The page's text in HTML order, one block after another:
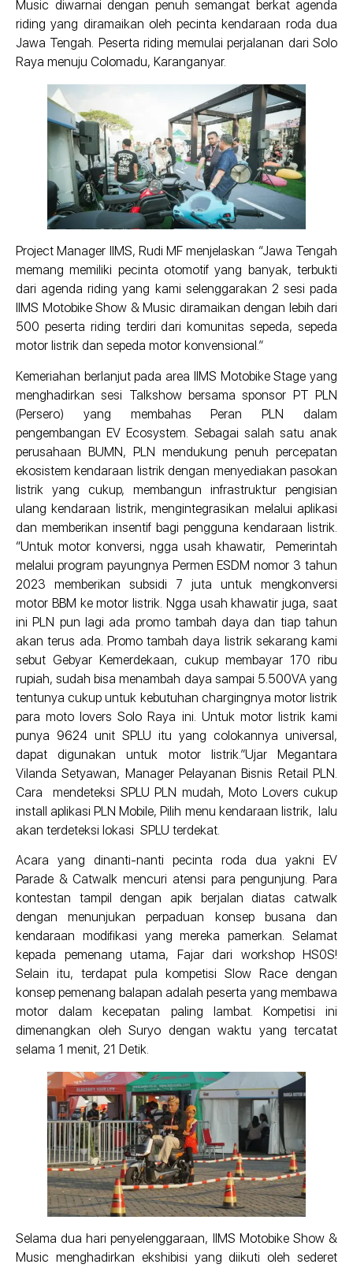
Music diwarnai dengan penuh semangat berkat agenda
riding yang diramaikan oleh pecinta kendaraan roda dua
Jawa Tengah. Peserta riding memulai perjalanan dari Solo
Raya menuju Colomadu, Karanganyar.
Project Manager IIMS, Rudi MF menjelaskan “Jawa Tengah
memang memiliki pecinta otomotif yang banyak, terbukti
dari agenda riding yang kami selenggarakan 2 sesi pada
IIMS Motobike Show & Music diramaikan dengan lebih dari
500 peserta riding terdiri dari komunitas sepeda, sepeda
motor listrik dan sepeda motor konvensional.”
Kemeriahan berlanjut pada area IIMS Motobike Stage yang
menghadirkan sesi Talkshow bersama sponsor PT PLN
(Persero) yang membahas Peran PLN dalam
pengembangan EV Ecosystem. Sebagai salah satu anak
perusahaan BUMN, PLN mendukung penuh percepatan
ekosistem kendaraan listrik dengan menyediakan pasokan
listrik yang cukup, membangun infrastruktur pengisian
ulang kendaraan listrik, mengintegrasikan melalui aplikasi
dan memberikan insentif bagi pengguna kendaraan listrik.
“Untuk motor konversi, ngga usah khawatir, Pemerintah
melalui program payungnya Permen ESDM nomor 3 tahun
2023 memberikan subsidi 7 juta untuk mengkonversi
motor BBM ke motor listrik. Ngga usah khawatir juga, saat
ini PLN pun lagi ada promo tambah daya dan tiap tahun
akan terus ada. Promo tambah daya listrik sekarang kami
sebut Gebyar Kemerdekaan, cukup membayar 170 ribu
rupiah, sudah bisa menambah daya sampai 5.500VA yang
tentunya cukup untuk kebutuhan chargingnya motor listrik
para moto lovers Solo Raya ini. Untuk motor listrik kami
punya 9624 unit SPLU itu yang colokannya universal,
dapat digunakan untuk motor listrik.”Ujar Megantara
Vilanda Setyawan, Manager Pelayanan Bisnis Retail PLN.
Cara mendeteksi SPLU PLN mudah, Moto Lovers cukup
install aplikasi PLN Mobile, Pilih menu kendaraan listrik, lalu
akan terdeteksi lokasi SPLU terdekat.
Acara yang dinanti-nanti pecinta roda dua yakni EV
Parade & Catwalk mencuri atensi para pengunjung. Para
kontestan tampil dengan apik berjalan diatas catwalk
dengan menunjukan perpaduan konsep busana dan
kendaraan modifikasi yang mereka pamerkan. Selamat
kepada pemenang utama, Fajar dari workshop HS0S!
Selain itu, terdapat pula kompetisi Slow Race dengan
konsep pemenang balapan adalah peserta yang membawa
motor dalam kecepatan paling lambat. Kompetisi ini
dimenangkan oleh Suryo dengan waktu yang tercatat
selama 1 menit, 21 Detik.
Selama dua hari penyelenggaraan, IIMS Motobike Show &
Music menghadirkan ekshibisi yang diikuti oleh sederet